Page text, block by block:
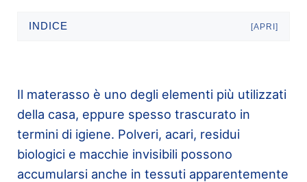
INDICE [APRI]
Il materasso è uno degli elementi più utilizzati
della casa, eppure spesso trascurato in
termini di igiene. Polveri, acari, residui
biologici e macchie invisibili possono
accumularsi anche in tessuti apparentemente